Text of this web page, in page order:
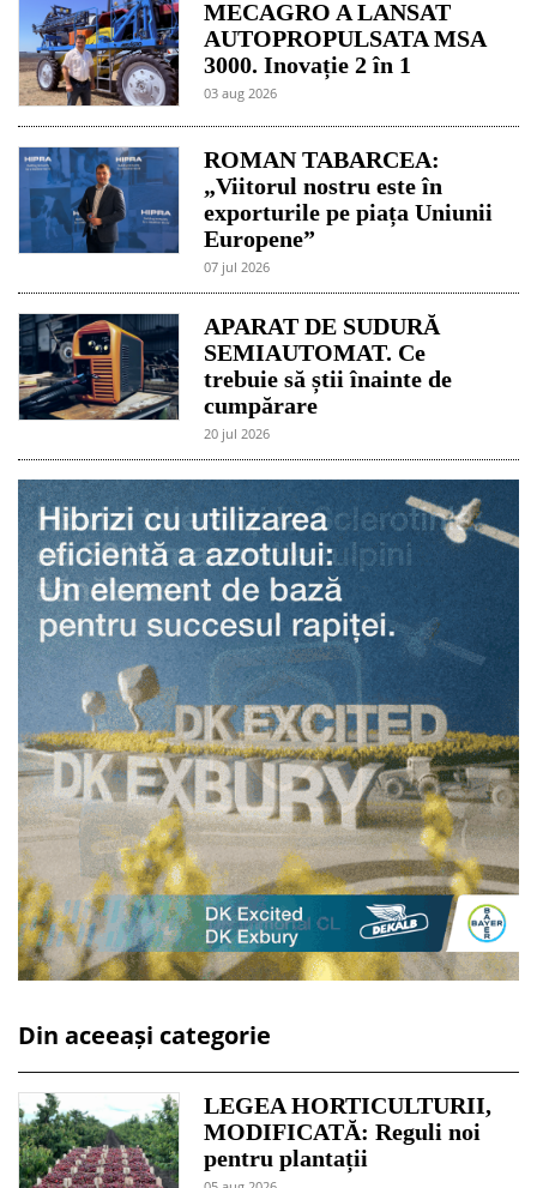
MECAGRO A LANSAT
AUTOPROPULSATA MSA
3000. Inovație 2 în 1
03 aug 2026
ROMAN TABARCEA:
„Viitorul nostru este în
exporturile pe piața Uniunii
Europene”
07 jul 2026
APARAT DE SUDURĂ
SEMIAUTOMAT. Ce
trebuie să știi înainte de
cumpărare
20 jul 2026
Din aceeași categorie
LEGEA HORTICULTURII,
MODIFICATĂ: Reguli noi
pentru plantații